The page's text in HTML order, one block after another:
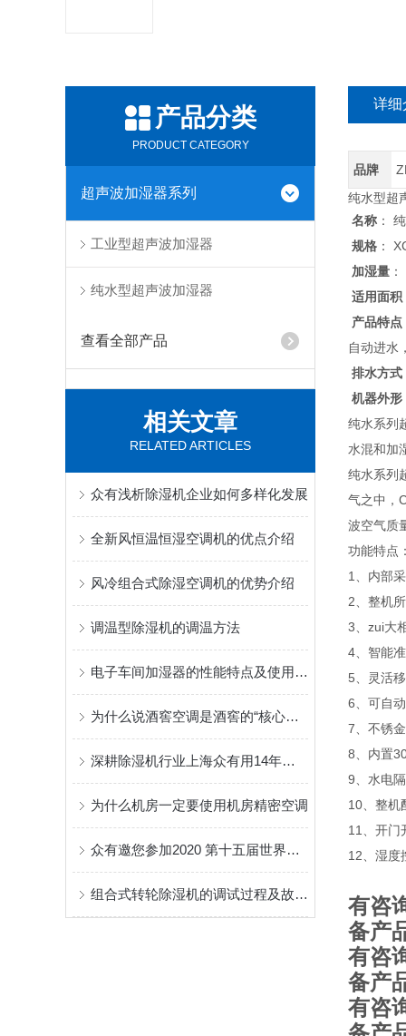
产品分类
PRODUCT CATEGORY
超声波加湿器系列
工业型超声波加湿器
纯水型超声波加湿器
查看全部产品
相关文章
RELATED ARTICLES
众有浅析除湿机企业如何多样化发展
全新风恒温恒湿空调机的优点介绍
风冷组合式除湿空调机的优势介绍
调温型除湿机的调温方法
电子车间加湿器的性能特点及使用条件
为什么说酒窖空调是酒窖的“核心设备”？
深耕除湿机行业上海众有用14年时光打造一个“民族品牌”
为什么机房一定要使用机房精密空调
众有邀您参加2020 第十五届世界制药机械、包装设备与材料中国展
组合式转轮除湿机的调试过程及故障处理
详细
品牌
纯水型超
名称 ：
规格 ：
加湿量
适用面积
产品特点
自动进水
排水方式
机器外形
纯水系列
水混和加
纯水系列
气之中，
波空气质
功能特点
1、内部
2、整机
3、zui大
4、智能
5、灵活
6、可自
7、不锈
8、内置
9、水电
10、整机
11、开门
12、湿度
有咨
备产
有咨
备产
有咨